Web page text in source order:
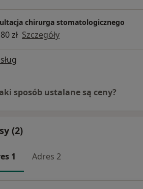
chirurga stomatologicznego
zł Szczegóły
sposób ustalane są ceny?
(2)
1 Adres 2